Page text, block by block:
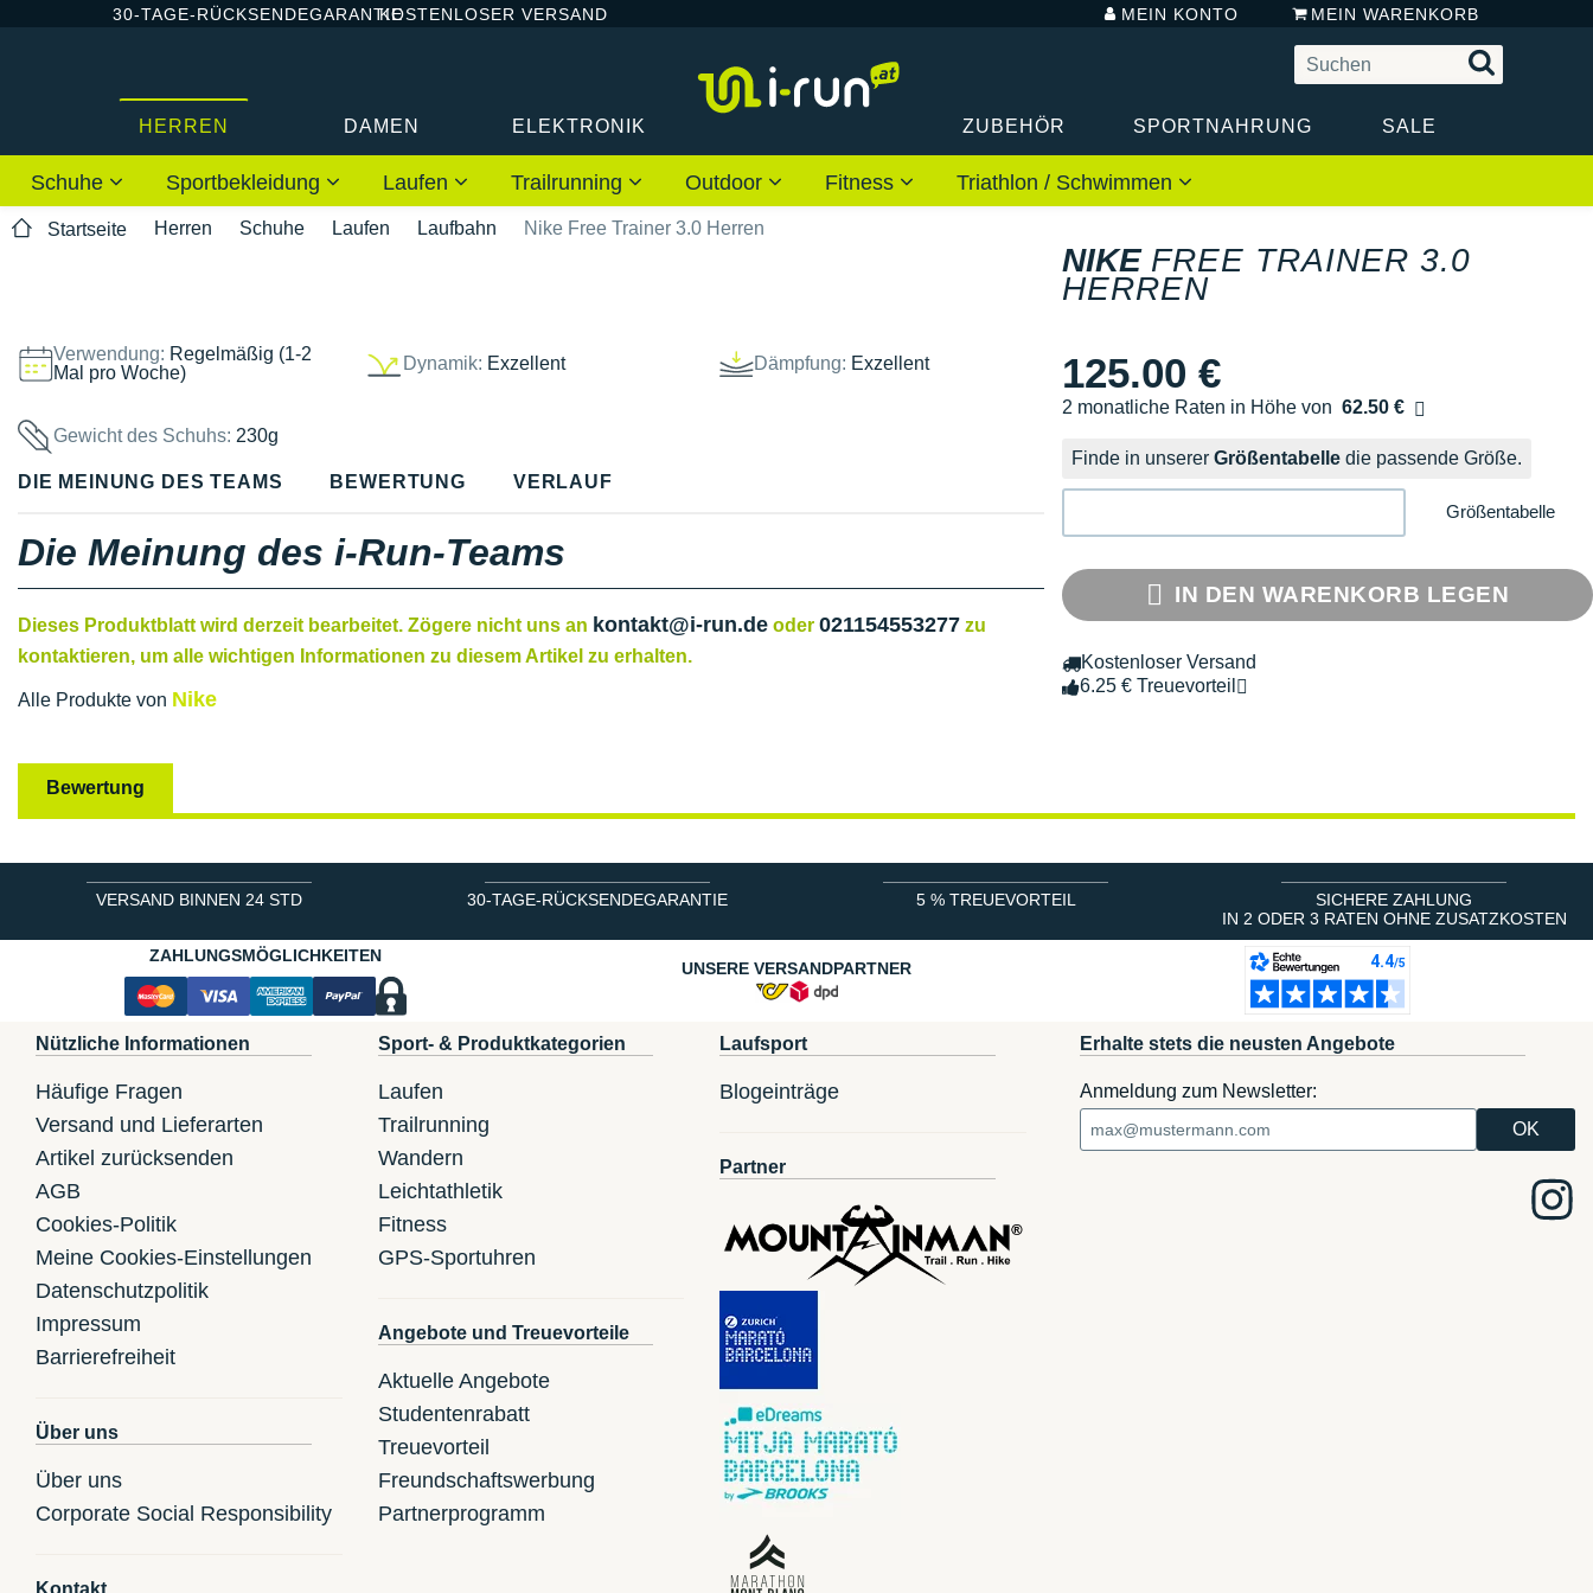
30-TAGE-RÜCKSENDEGARANTIEKOSTENLOSER VERSAND MEIN KONTO MEIN WARENKORB
HERREN DAMEN ELEKTRONIK ZUBEHÖR SPORTNAHRUNG SALE
Schuhe Sportbekleidung Laufen Trailrunning Outdoor Fitness Triathlon / Schwimmen
Startseite Herren Schuhe Laufen Laufbahn Nike Free Trainer 3.0 Herren
Verwendung: Regelmäßig (1-2
Mal pro Woche)
Dynamik: Exzellent Dämpfung: Exzellent
Gewicht des Schuhs: 230g
NIKE FREE TRAINER 3.0
HERREN
125.00 €
2 monatliche Raten in Höhe von 62.50 €
Ohne Zusatzkosten
Finde in unserer Größentabelle die passende Größe.
Größentabelle
IN DEN WARENKORB LEGEN
Kostenloser Versand
6.25 € Treuevorteil
DIE MEINUNG DES TEAMS BEWERTUNG VERLAUF
Die Meinung des i-Run-Teams
Dieses Produktblatt wird derzeit bearbeitet. Zögere nicht uns an kontakt@i-run.de oder 021154553277 zu
kontaktieren, um alle wichtigen Informationen zu diesem Artikel zu erhalten.
Alle Produkte von Nike
Bewertung
VERSAND BINNEN 24 STD 30-TAGE-RÜCKSENDEGARANTIE 5 % TREUEVORTEIL
SICHERE ZAHLUNG
IN 2 ODER 3 RATEN OHNE ZUSATZKOSTEN
ZAHLUNGSMÖGLICHKEITEN
UNSERE VERSANDPARTNER
Nützliche Informationen
Häufige Fragen
Versand und Lieferarten
Artikel zurücksenden
AGB
Cookies-Politik
Meine Cookies-Einstellungen
Datenschutzpolitik
Impressum
Barrierefreiheit
Über uns
Über uns
Corporate Social Responsibility
Kontakt
Sport- & Produktkategorien
Laufen
Trailrunning
Wandern
Leichtathletik
Fitness
GPS-Sportuhren
Angebote und Treuevorteile
Aktuelle Angebote
Studentenrabatt
Treuevorteil
Freundschaftswerbung
Partnerprogramm
Laufsport
Blogeinträge
Partner
Erhalte stets die neusten Angebote
Anmeldung zum Newsletter: